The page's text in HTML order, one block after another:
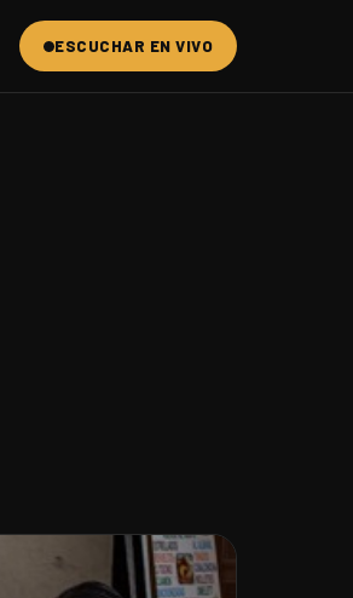
ESCUCHAR EN VIVO